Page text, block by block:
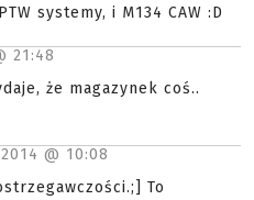
systemy, i M134 CAW :D
21:48
że magazynek coś..
@ 10:08
To